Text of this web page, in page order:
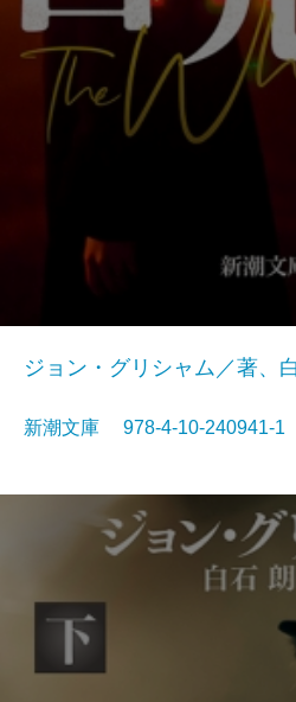
ジョン・グリシャム／著、
新潮文庫 978-4-10-